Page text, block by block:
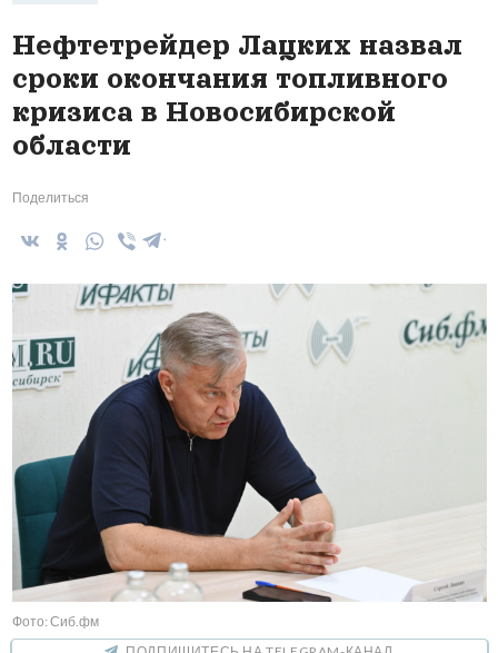
Нефтетрейдер Лацких назвал
сроки окончания топливного
кризиса в Новосибирской
области
Поделиться
Фото: Сиб.фм